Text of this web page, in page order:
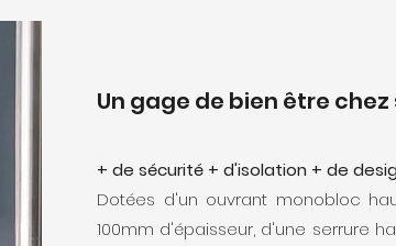
Un gage de bien être chez
+ de sécurité + d'isolation + de
Dotées d'un ouvrant monobloc
100mm d'épaisseur, d'une serrure